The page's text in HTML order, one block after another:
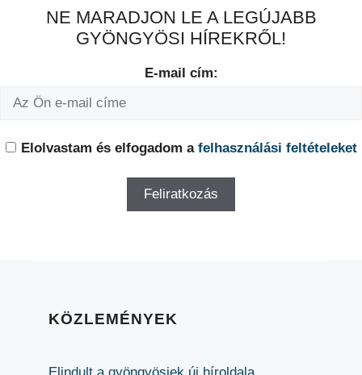
NE MARADJON LE A LEGÚJABB
GYÖNGYÖSI HÍREKRŐL!
E-mail cím:
Elolvastam és elfogadom a felhasználási feltételeket
KÖZLEMÉNYEK